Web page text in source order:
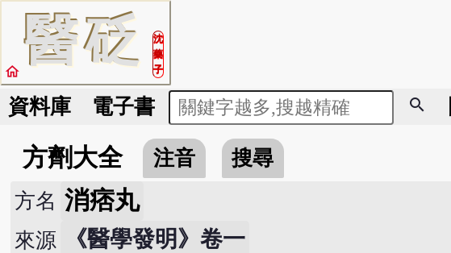
醫砭
沈
藥
子
home
資料庫 電子書 search
方劑大全 注音
搜尋
方名 消痞丸
來源 《醫學發明》卷一